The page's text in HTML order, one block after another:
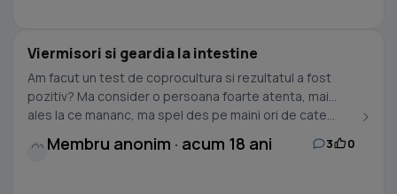
Viermisori si geardia la intestine
Am facut un test de coprocultura si rezultatul a fost
pozitiv? Ma consider o persoana foarte atenta, mai
ales la ce mananc, ma spel des pe maini ori de cate...
Membru anonim · acum 18 ani 3 0